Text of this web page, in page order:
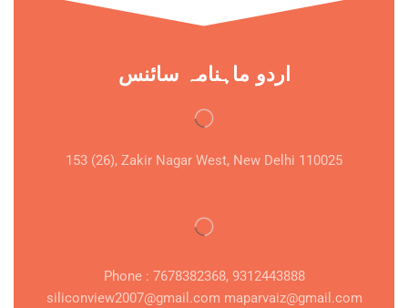
اردو ماہنامہ سائنس
153 (26), Zakir Nagar West, New Delhi 110025
Phone : 7678382368, 9312443888
siliconview2007@gmail.com maparvaiz@gmail.com